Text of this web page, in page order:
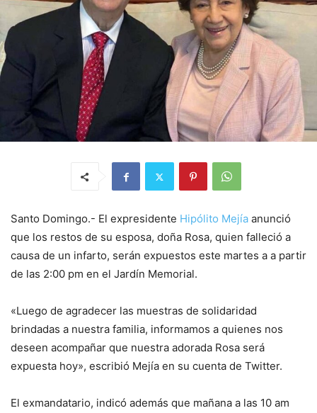
Santo Domingo.- El expresidente Hipólito Mejía anunció
que los restos de su esposa, doña Rosa, quien falleció a
causa de un infarto, serán expuestos este martes a a partir
de las 2:00 pm en el Jardín Memorial.
«Luego de agradecer las muestras de solidaridad
brindadas a nuestra familia, informamos a quienes nos
deseen acompañar que nuestra adorada Rosa será
expuesta hoy», escribió Mejía en su cuenta de Twitter.
El exmandatario, indicó además que mañana a las 10 am